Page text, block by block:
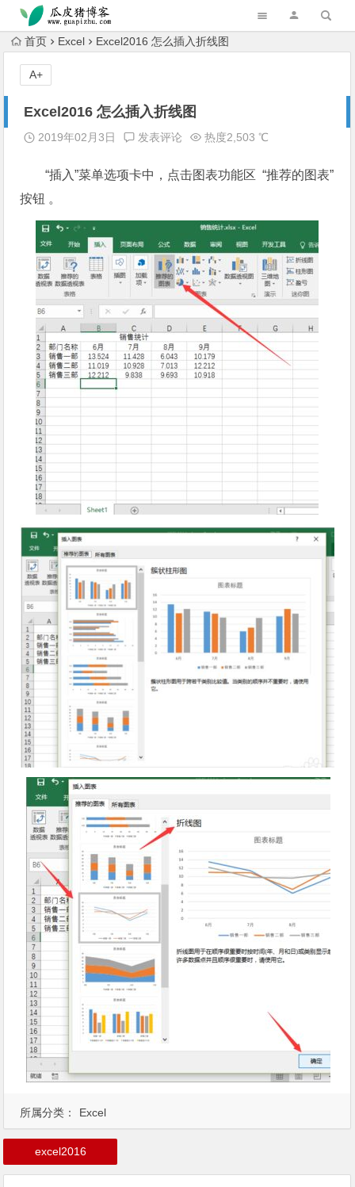
跳转到主内容
首页 Excel Excel2016 怎么插入折线图
Excel2016 怎么插入折线图
2019年02月3日 发表评论 热度2,503 ℃
“插入”菜单选项卡中，点击图表功能区 “推荐的图表”
按钮 。
A+
所属分类： Excel
excel2016